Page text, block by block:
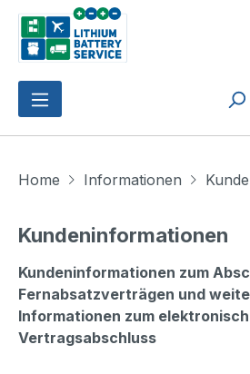
Zum Hauptinhalt springen
Home Informationen
Kundeninformationen
Kundeninformationen zum
Fernabsatzverträgen und
Informationen zum
Vertragsabschluss